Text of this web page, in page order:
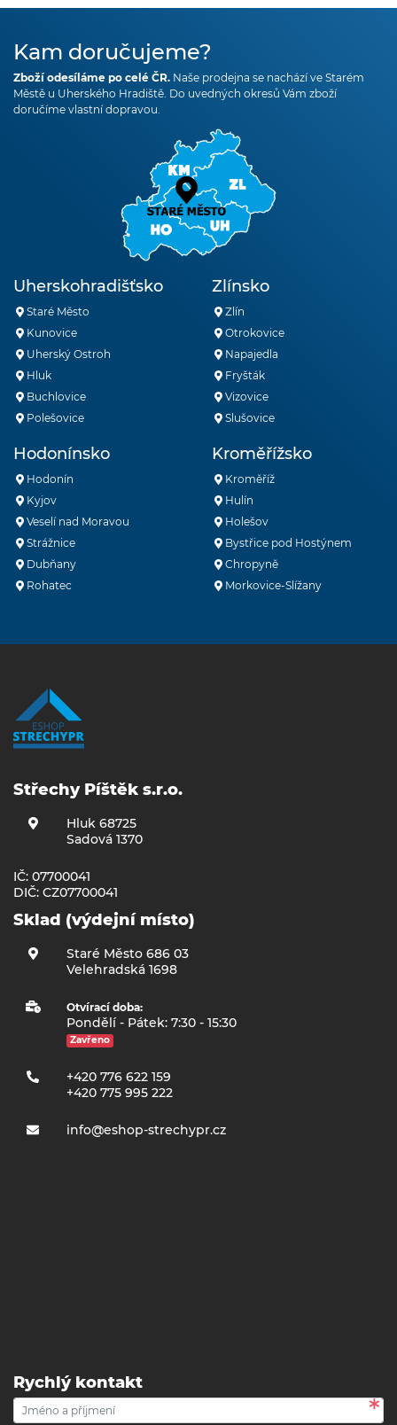
Kam doručujeme?
Zboží odesíláme po celé ČR. Naše prodejna se nachází ve Starém
Městě u Uherského Hradiště. Do uvedných okresů Vám zboží
doručíme vlastní dopravou.
Uherskohradišťsko
Staré Město
Kunovice
Uherský Ostroh
Hluk
Buchlovice
Polešovice
Zlínsko
Zlín
Otrokovice
Napajedla
Fryšták
Vizovice
Slušovice
Hodonínsko
Hodonín
Kyjov
Veselí nad Moravou
Strážnice
Dubňany
Rohatec
Kroměřížsko
Kroměříž
Hulín
Holešov
Bystřice pod Hostýnem
Chropyně
Morkovice-Slížany
Střechy Píštěk s.r.o.
Hluk 68725
Sadová 1370
IČ: 07700041
DIČ: CZ07700041
Sklad (výdejní místo)
Staré Město 686 03
Velehradská 1698
Otvírací doba:
Pondělí - Pátek: 7:30 - 15:30
Zavřeno
+420 776 622 159
+420 775 995 222
info@eshop-strechypr.cz
Rychlý kontakt